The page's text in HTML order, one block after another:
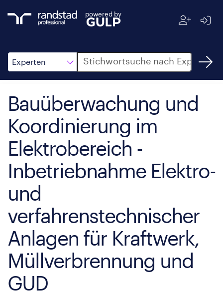
powered by
Experten
Suche
Bauüberwachung und
Koordinierung im
Elektrobereich -
Inbetriebnahme Elektro-
und
verfahrenstechnischer
Anlagen für Kraftwerk,
Müllverbrennung und
GUD